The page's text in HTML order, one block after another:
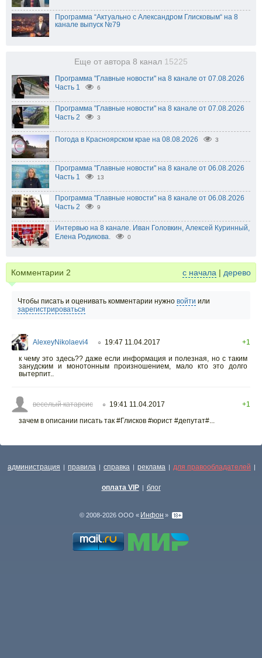
Программа “Актуально с Александром Глисковым“ на 8
канале выпуск №79
Еще от автора 8 канал 15225
Программа "Главные новости" на 8 канале от 07.08.2026
Часть 1
6
Программа "Главные новости" на 8 канале от 07.08.2026
Часть 2
3
Погода в Красноярском крае на 08.08.2026 3
Программа "Главные новости" на 8 канале от 06.08.2026
Часть 1
13
Программа "Главные новости" на 8 канале от 06.08.2026
Часть 2
9
Интервью на 8 канале. Иван Головкин, Алексей Куринный,
Елена Родикова.
0
Комментарии 2 с начала | дерево
Чтобы писать и оценивать комментарии нужно войти или
зарегистрироваться
AlexeyNikolaevi4 ○ 19:47 11.04.2017
+1
к чему это здесь?? даже если информация и полезная, но с таким
занудским и монотонным произношением, мало кто это долго
вытерпит..
веселый катарсис ○ 19:41 11.04.2017
+1
зачем в описании писать так #Глисков #юрист #депутат#...
администрация | правила | справка | реклама | для правообладателей |
оплата VIP | блог
© 2008-2026 ООО « Инфон »